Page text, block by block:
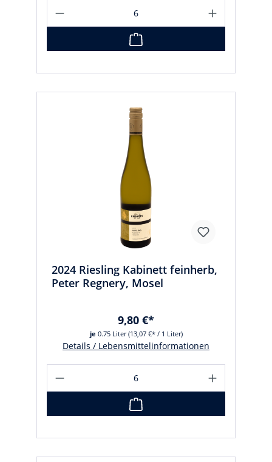
2024 Riesling Kabinett feinherb,
Peter Regnery, Mosel
je 0.75 Liter(13,07 €* / 1 Liter)
9,80 €*
Details / Lebensmittelinformationen